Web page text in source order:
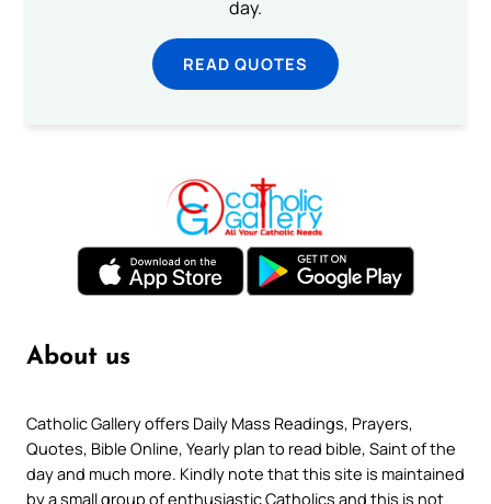
day.
READ QUOTES
About us
Catholic Gallery offers Daily Mass Readings, Prayers,
Quotes, Bible Online, Yearly plan to read bible, Saint of the
day and much more. Kindly note that this site is maintained
by a small group of enthusiastic Catholics and this is not